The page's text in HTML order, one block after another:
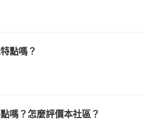
點嗎？
嗎？怎麼評價本社區？